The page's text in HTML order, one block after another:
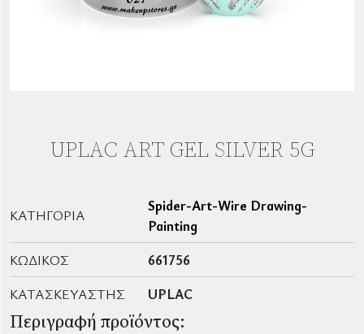
UPLAC ART GEL SILVER 5G
ΚΑΤΗΓΟΡΊΑ
Spider-Art-Wire Drawing-
Painting
ΚΩΔΙΚΌΣ
661756
ΚΑΤΑΣΚΕΥΑΣΤΉΣ
UPLAC
Περιγραφή προϊόντος: